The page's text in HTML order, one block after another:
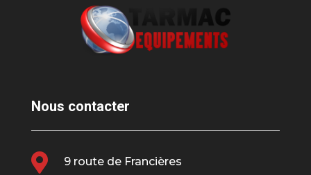
Nous contacter

9 route de Francières